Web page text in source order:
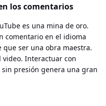
los comentarios
es una mina de oro.
comentario en el idioma
ser una obra maestra.
Interactuar con
presión genera una gran